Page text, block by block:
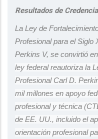
Resultados de
La Ley de
Profesional para el Siglo
Perkins V, se convirtió
ley federal reautoriza la
Profesional Carl D.
mil millones en apoyo
profesional y técnica
de EE. UU., incluido el
orientación profesional